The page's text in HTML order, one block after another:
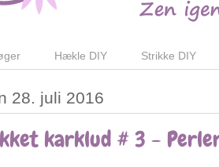
Hækle DIY Strikke DIY
28. juli 2016
karklud # 3 -